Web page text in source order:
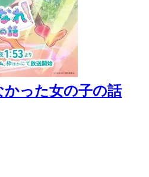
った女の子の話